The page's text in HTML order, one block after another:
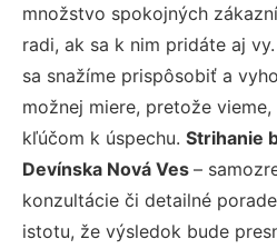
množstvo spokojných
radi, ak sa k nim pridáte aj
sa snažíme prispôsobiť a
možnej miere, pretože
kľúčom k úspechu. Strihanie
Devínska Nová Ves –
konzultácie či detailné
istotu, že výsledok bude